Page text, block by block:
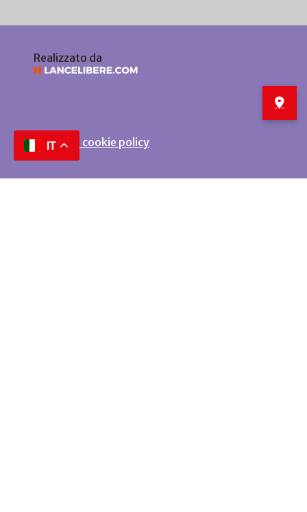
Realizzato da
Privacy e cookie policy
IT